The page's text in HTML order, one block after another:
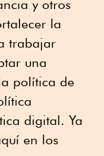
y otros
la
trabajar
una
política de
digital. Ya
en los